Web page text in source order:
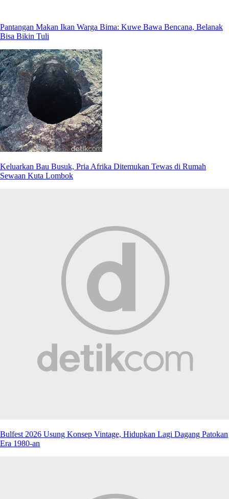
Pantangan Makan Ikan Warga Bima: Kuwe Bawa Bencana, Belanak
Bisa Bikin Tuli
Keluarkan Bau Busuk, Pria Afrika Ditemukan Tewas di Rumah
Sewaan Kuta Lombok
Bulfest 2026 Usung Konsep Vintage, Hidupkan Lagi Dagang Patokan
Era 1980-an